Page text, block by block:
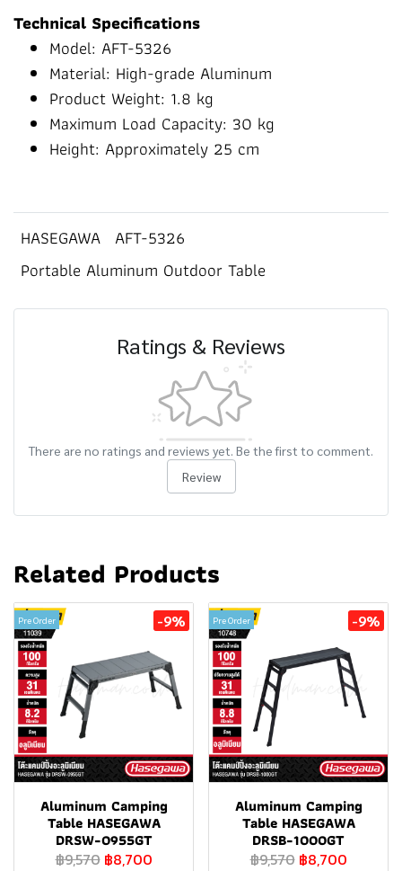
Technical Specifications
Model: AFT-5326
Material: High-grade Aluminum
Product Weight: 1.8 kg
Maximum Load Capacity: 30 kg
Height: Approximately 25 cm
HASEGAWA AFT-5326
Portable Aluminum Outdoor Table
Ratings & Reviews
There are no ratings and reviews yet. Be the first to comment.
Review
Related Products
Pre Order -9%
Aluminum Camping
Table HASEGAWA
DRSW-0955GT
฿9,570 ฿8,700
Pre Order -9%
Aluminum Camping
Table HASEGAWA
DRSB-1000GT
฿9,570 ฿8,700